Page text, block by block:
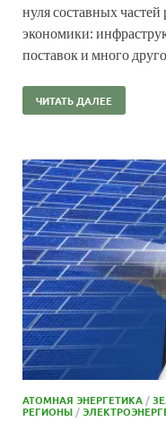
нуля составных
экономики:
поставок и много
ЧИТАТЬ ДАЛЕЕ
АТОМНАЯ ЭНЕРГЕТИКА/
РЕГИОНЫ/